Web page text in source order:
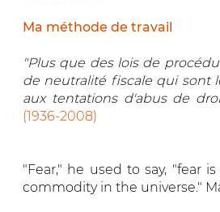
Ma méthode de travail
"Plus que des lois de
de neutralité fiscale qui sont
aux tentations d'abus de
(1936-2008)
"Fear," he used to say, "fear
commodity in the universe."